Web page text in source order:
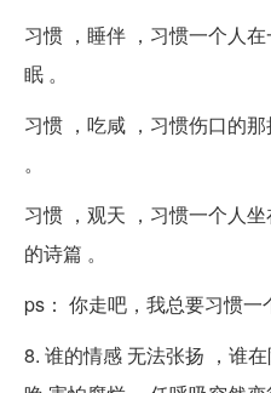
习惯 ，睡伴 ，习惯一个人
眠 。
习惯 ，吃咸 ，习惯伤口的
。
习惯 ，观天 ，习惯一个人
的诗篇 。
ps： 你走吧，我总要习惯一
8. 谁的情感 无法张扬 ，谁